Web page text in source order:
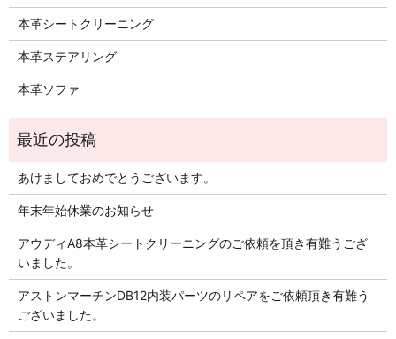
本革シートクリーニング
本革ステアリング
本革ソファ
あけましておめでとうございます。
年末年始休業のお知らせ
アウディA8本革シートクリーニングのご依頼を頂き有難うござ
いました。
アストンマーチンDB12内装パーツのリペアをご依頼頂き有難う
ございました。